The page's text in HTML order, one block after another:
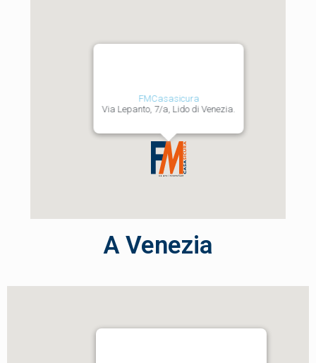
FMCasasicura
Via Lepanto, 7/a, Lido di Venezia.
A Venezia